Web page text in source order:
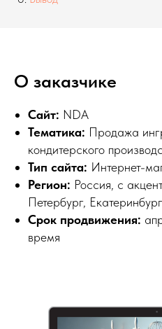
О заказчике
Сайт: NDA
Тематика: Продажа
кондитерского
Тип сайта: Интернет-
Регион: Россия, с
Петербург,
Срок продвижения:
время